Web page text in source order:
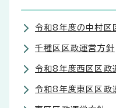
令和8年度の中村区
千種区区政運営方針
令和8年度西区区政
令和8年度東区区政